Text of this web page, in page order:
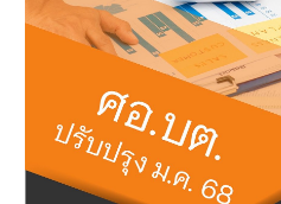
ข่าวเปิดสอบงานราชการ
นโยบายคืนสินค้าและการจัดส่ง​
คำถามที่พบบ่อย